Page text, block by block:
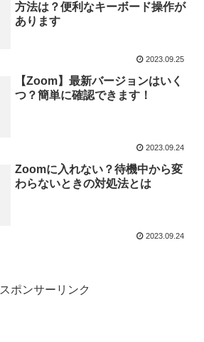
方法は？便利なキーボード操作が
あります
2023.09.25
【Zoom】最新バージョンはいく
つ？簡単に確認できます！
2023.09.24
Zoomに入れない？待機中から変
わらないときの対処法とは
2023.09.24
スポンサーリンク